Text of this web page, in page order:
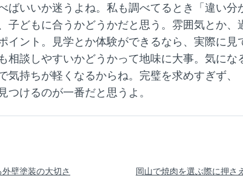
ばいいか迷うよね。私も調べてるとき「違い分
子どもに合うかどうかだと思う。雰囲気とか、
イント。見学とか体験ができるなら、実際に見
相談しやすいかどうかって地味に大事。気に
気持ちが軽くなるからね。完璧を求めすぎず、
つけるのが一番だと思うよ。
壁塗装の大切さ 岡山で焼肉を選ぶ際に押さ